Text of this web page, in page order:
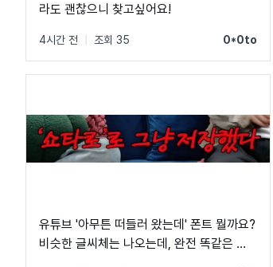
라도 괜찮으니 찾고싶어요!
4시간 전 조회 35 0*0to
유튜브 '아무튼 떠들러 왔는데' 폰트 뭘까요?
비슷한 글씨체는 나오는데, 완전 똑같은 폰